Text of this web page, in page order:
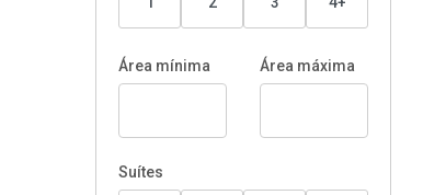
Área mínima Área máxima
Suítes